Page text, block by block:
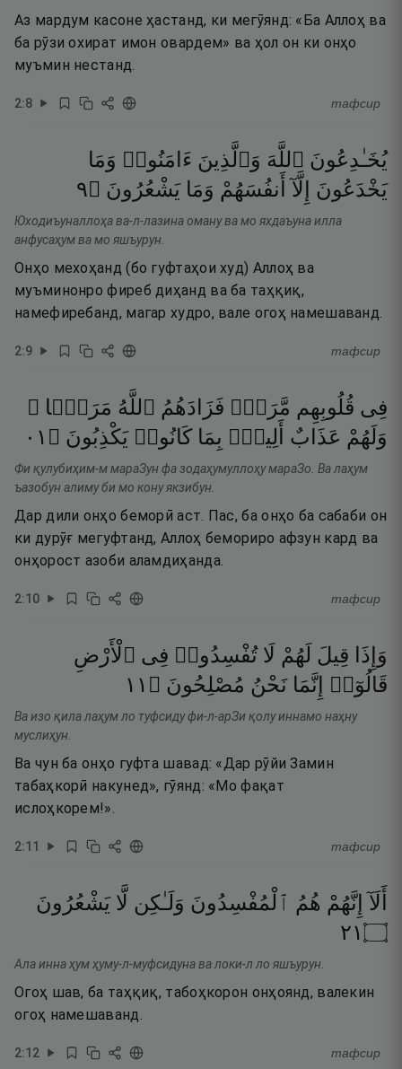
Аз мардум касоне ҳастанд, ки мегӯянд: «Ба Аллоҳ ва
ба рӯзи охират имон овардем» ва ҳол он ки онҳо
муъмин нестанд.
2:8 тафсир
يُخَـٰدِعُونَ ٱللَّهَ وَٱلَّذِينَ ءَامَنُوا۟ وَمَا
يَخْدَعُونَ
إِلَّآ أَنفُسَهُمْ وَمَا يَشْعُرُونَ ۝٩
Юходиъуналлоҳа ва-л-лазина оману ва мо яхдаъуна илла
анфусаҳум ва мо яшъурун.
Онҳо мехоҳанд (бо гуфтаҳои худ) Аллоҳ ва
муъминонро фиреб диҳанд ва ба таҳқиқ,
намефиребанд, магар худро, вале огоҳ намешаванд.
2:9 тафсир
فِى قُلُوبِهِم مَّرَضٌۭ فَزَادَهُمُ ٱللَّهُ مَرَضًۭا ۖ
وَلَهُمْ عَذَابٌ أَلِيمٌۢ بِمَا كَانُوا۟ يَكْذِبُونَ ۝ ١٠
Фи қулубиҳим-м мараЗун фа зодаҳумуллоҳу мараЗо. Ва лаҳум
ъазобун алиму би мо кону якзибун.
Дар дили онҳо беморӣ аст. Пас, ба онҳо ба сабаби он
ки дурӯғ мегуфтанд, Аллоҳ бемориро афзун кард ва
онҳорост азоби аламдиҳанда.
2:10 тафсир
وَإِذَا قِيلَ لَهُمْ لَا تُفْسِدُوا۟ فِى ٱلْأَرْضِ
قَالُوٓا۟ إِنَّمَا نَحْنُ مُصْلِحُونَ ۝ ١١
Ва изо қила лаҳум ло туфсиду фи-л-арЗи қолу иннамо наҳну
муслиҳун.
Ва чун ба онҳо гуфта шавад: «Дар рӯйи Замин
табаҳкорӣ накунед», гӯянд: «Мо фақат
ислоҳкорем!».
2:11 тафсир
أَلَآ إِنَّهُمْ هُمُ ٱلْمُفْسِدُونَ وَلَـٰكِن لَّا يَشْعُرُونَ
۝١٢
Ала инна ҳум ҳуму-л-муфсидуна ва локи-л ло яшъурун.
Огоҳ шав, ба таҳқиқ, табоҳкорон онҳоянд, валекин
огоҳ намешаванд.
2:12 тафсир